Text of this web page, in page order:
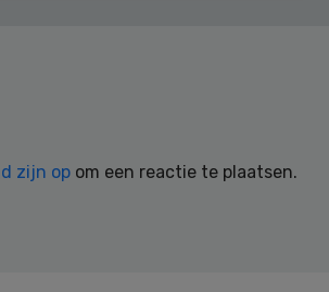
zijn op om een reactie te plaatsen.